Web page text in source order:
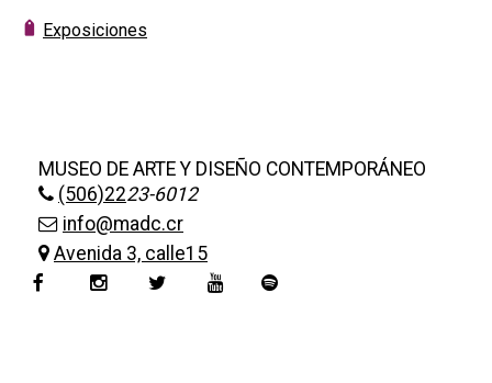
+ SALA DE PRENSA
Exposiciones
MUSEO DE ARTE Y DISEÑO CONTEMPORÁNEO
(506)2223-6012
info@madc.cr
Avenida 3, calle15